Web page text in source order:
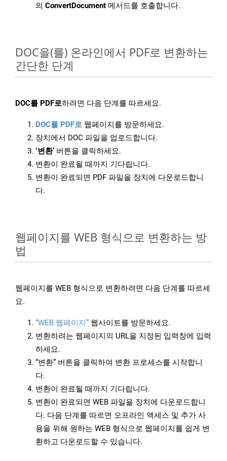
의 ConvertDocument 메서드를 호출합니다.
DOC을(를) 온라인에서 PDF로 변환하는
간단한 단계
DOC를 PDF로하려면 다음 단계를 따르세요.
DOC를 PDF로 웹페이지를 방문하세요.
장치에서 DOC 파일을 업로드합니다.
‘변환’ 버튼을 클릭하세요.
변환이 완료될 때까지 기다립니다.
변환이 완료되면 PDF 파일을 장치에 다운로드합니
다.
웹페이지를 WEB 형식으로 변환하는 방
법
웹페이지를 WEB 형식으로 변환하려면 다음 단계를 따르세
요.
“WEB 웹페이지” 웹사이트를 방문하세요.
변환하려는 웹페이지의 URL을 지정된 입력창에 입력
하세요.
“변환” 버튼을 클릭하여 변환 프로세스를 시작합니
다.
변환이 완료될 때까지 기다립니다.
변환이 완료되면 WEB 파일을 장치에 다운로드합니
다. 다음 단계를 따르면 오프라인 액세스 및 추가 사
용을 위해 원하는 WEB 형식으로 웹페이지를 쉽게 변
환하고 다운로드할 수 있습니다.